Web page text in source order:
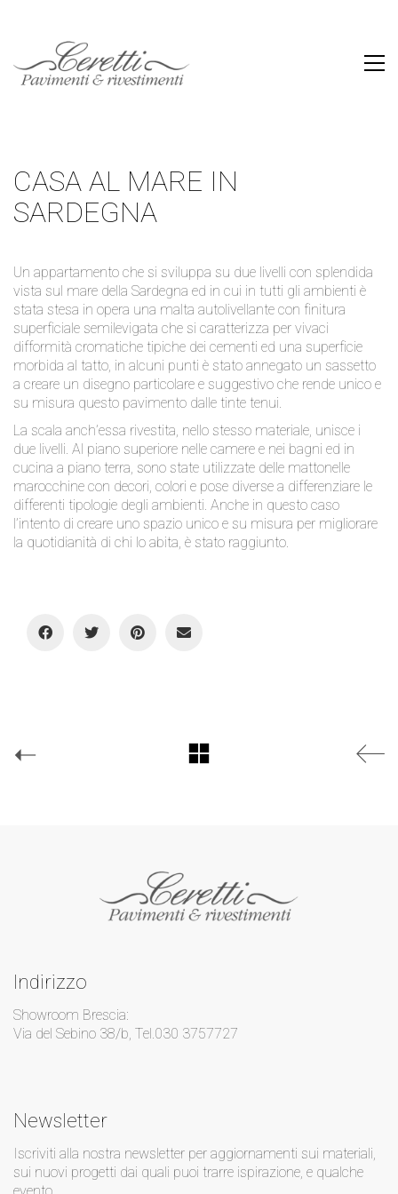
CASA AL MARE IN
SARDEGNA
Un appartamento che si sviluppa su due livelli con splendida
vista sul mare della Sardegna ed in cui in tutti gli ambienti è
stata stesa in opera una malta autolivellante con finitura
superficiale semilevigata che si caratterizza per vivaci
difformità cromatiche tipiche dei cementi ed una superficie
morbida al tatto, in alcuni punti è stato annegato un sassetto
a creare un disegno particolare e suggestivo che rende unico e
su misura questo pavimento dalle tinte tenui.
La scala anch’essa rivestita, nello stesso materiale, unisce i
due livelli. Al piano superiore nelle camere e nei bagni ed in
cucina a piano terra, sono state utilizzate delle mattonelle
marocchine con decori, colori e pose diverse a differenziare le
differenti tipologie degli ambienti. Anche in questo caso
l’intento di creare uno spazio unico e su misura per migliorare
la quotidianità di chi lo abita, è stato raggiunto.
Indirizzo
Showroom Brescia:
Via del Sebino 38/b, Tel.030 3757727
Newsletter
Iscriviti alla nostra newsletter per aggiornamenti sui materiali,
sui nuovi progetti dai quali puoi trarre ispirazione, e qualche